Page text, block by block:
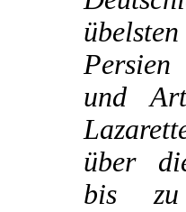
und
über
bis